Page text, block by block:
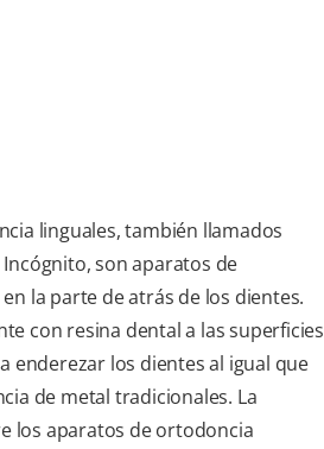
linguales, también llamados
son aparatos de
la parte de atrás de los dientes.
con resina dental a las superficies
enderezar los dientes al igual que
de metal tradicionales. La
los aparatos de ortodoncia